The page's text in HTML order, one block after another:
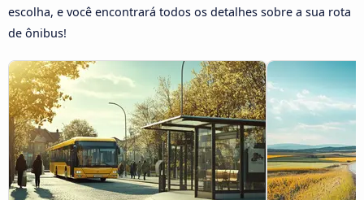
escolha, e você encontrará todos os detalhes sobre a sua rota
de ônibus!